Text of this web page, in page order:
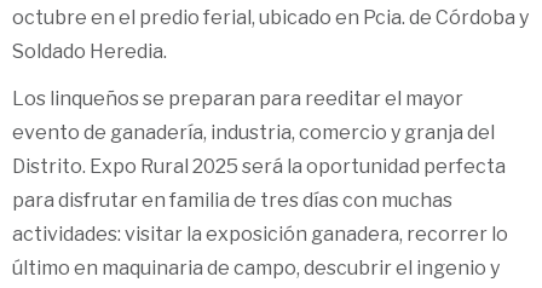
octubre en el predio ferial, ubicado en Pcia. de Córdoba y
Soldado Heredia.
Los linqueños se preparan para reeditar el mayor
evento de ganadería, industria, comercio y granja del
Distrito. Expo Rural 2025 será la oportunidad perfecta
para disfrutar en familia de tres días con muchas
actividades: visitar la exposición ganadera, recorrer lo
último en maquinaria de campo, descubrir el ingenio y